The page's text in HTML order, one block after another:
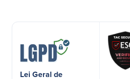
Lei Geral de